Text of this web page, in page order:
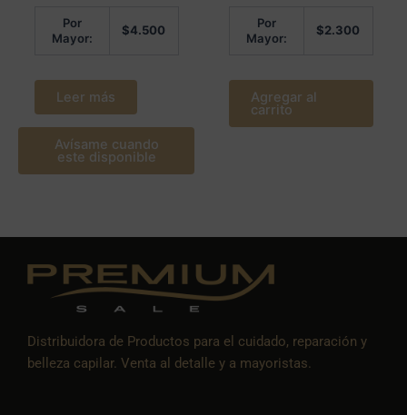
Por
Mayor:
$4.500
Leer más
Avísame cuando
este disponible
Por
Mayor:
$2.300
Agregar al
carrito
Distribuidora de Productos para el cuidado, reparación y
belleza capilar. Venta al detalle y a mayoristas.